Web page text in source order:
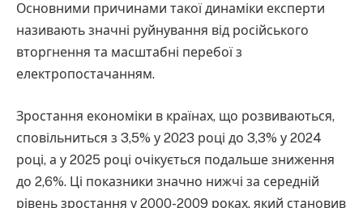
Основними причинами такої динаміки експерти
називають значні руйнування від російського
вторгнення та масштабні перебої з
електропостачанням.
Зростання економіки в країнах, що розвиваються,
сповільниться з 3,5% у 2023 році до 3,3% у 2024
році, а у 2025 році очікується подальше зниження
до 2,6%. Ці показники значно нижчі за середній
рівень зростання у 2000-2009 роках, який становив